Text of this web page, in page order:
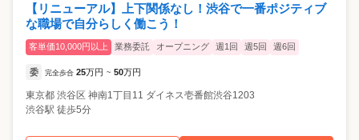
【リニューアル】上下関係なし！渋谷で一番ポジティブ
な職場で自分らしく働こう！
客単価10,000円以上 業務委託 オープニング 週1回 週5回 週6回
委 完全歩合 25万円 ~ 50万円
東京都 渋谷区 神南1丁目11 ダイネス壱番館渋谷1203
渋谷駅 徒歩5分